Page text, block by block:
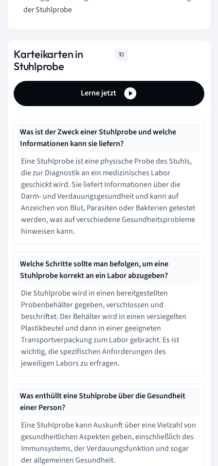
der Stuhlprobe
Karteikarten in
Stuhlprobe
10
Lerne jetzt
Was ist der Zweck einer Stuhlprobe und welche
Informationen kann sie liefern?
Eine Stuhlprobe ist eine physische Probe des Stuhls,
die zur Diagnostik an ein medizinisches Labor
geschickt wird. Sie liefert Informationen über die
Darm- und Verdauungsgesundheit und kann auf
Anzeichen von Blut, Parasiten oder Bakterien getestet
werden, was auf verschiedene Gesundheitsprobleme
hinweisen kann.
Welche Schritte sollte man befolgen, um eine
Stuhlprobe korrekt an ein Labor abzugeben?
Die Stuhlprobe wird in einen bereitgestellten
Probenbehälter gegeben, verschlossen und
beschriftet. Der Behälter wird in einen versiegelten
Plastikbeutel und dann in einer geeigneten
Transportverpackung zum Labor gebracht. Es ist
wichtig, die spezifischen Anforderungen des
jeweiligen Labors zu erfragen.
Was enthüllt eine Stuhlprobe über die Gesundheit
einer Person?
Eine Stuhlprobe kann Auskunft über eine Vielzahl von
gesundheitlichen Aspekten geben, einschließlich des
Immunsystems, der Verdauungsfunktion und sogar
der allgemeinen Gesundheit.